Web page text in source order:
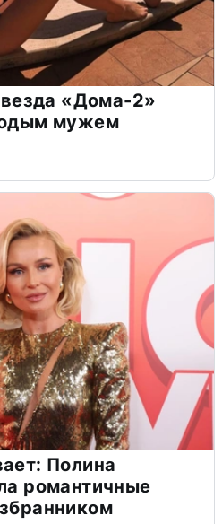
«Дома-2»
мужем
Полина
романтичные